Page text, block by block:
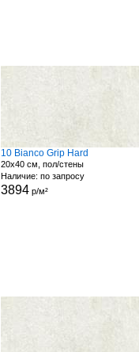
10 Bianco Grip Hard
20x40 см, пол/стены
Наличие: по запросу
3894р/м²